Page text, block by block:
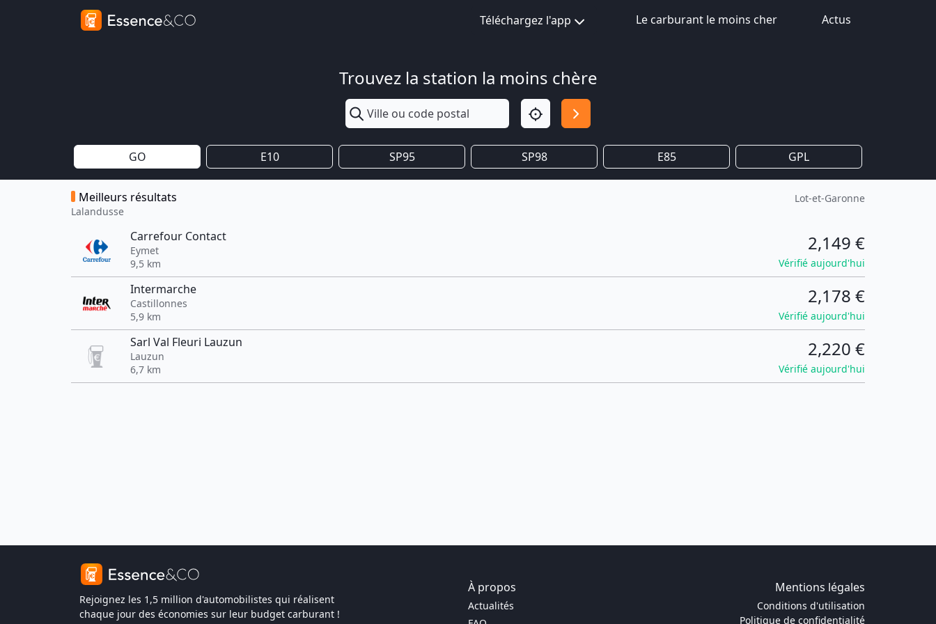
Téléchargez l'app Le carburant le moins cher Actus
Trouvez la station la moins chère
GO E10 SP95 SP98 E85 GPL
Meilleurs résultats
Lalandusse
Lot-et-Garonne
Carrefour Contact
Eymet
9,5 km
2,149 €
Vérifié aujourd'hui
Intermarche
Castillonnes
5,9 km
2,178 €
Vérifié aujourd'hui
Sarl Val Fleuri Lauzun
Lauzun
6,7 km
2,220 €
Vérifié aujourd'hui
Rejoignez les 1,5 million d'automobilistes qui réalisent
chaque jour des économies sur leur budget carburant !
À propos Mentions légales
Actualités
Conditions d'utilisation
Politique de confidentialité